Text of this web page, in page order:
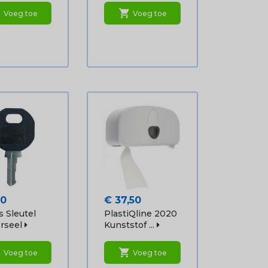
Voeg toe shopping_cart Voeg toe
Sleutel
Voeg toe
Prijs
€ 37,50
PlastiQline 2020
Kunststof ...
shopping_cart Voeg toe